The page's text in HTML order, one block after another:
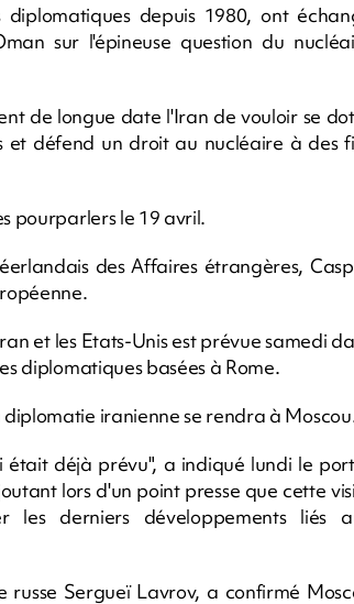
depuis 1980, ont
sur l'épineuse question du
de longue date l'Iran de vouloir se
et défend un droit au nucléaire à des
pourparlers le 19 avril.
des Affaires étrangères,
et les Etats-Unis est prévue samedi
diplomatiques basées à Rome.
iranienne se rendra à
était déjà prévu", a indiqué lundi le
lors d'un point presse que cette
les derniers développements liés
Sergueï Lavrov, a confirmé